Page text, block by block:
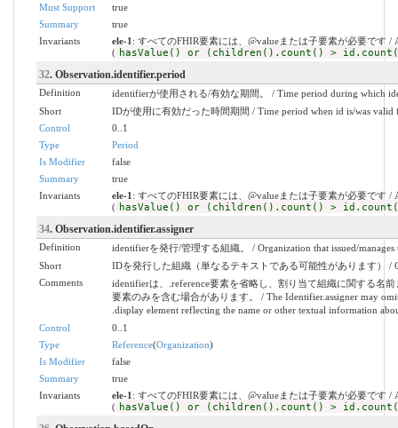
Must Support
true
Summary
true
Invariants
ele-1 : すべてのFHIR要素には、@valueまたは子要素が必要です /
( hasValue() or (children().count() >
32. Observation.identifier.period
Definition
identifierが使用される/有効な期間。 / Time period during which
Short
IDが使用に有効だった時間期間 / Time period when id is/was valid
Control
0..1
Type
Period
Is Modifier
false
Summary
true
Invariants
ele-1 : すべてのFHIR要素には、@valueまたは子要素が必要です /
( hasValue() or (children().count() >
34. Observation.identifier.assigner
Definition
identifierを発行/管理する組織。 / Organization that issued/manages
Short
IDを発行した組織（単なるテキストである可能性があります） /
Comments
identifierは、.reference要素を省略し、割り当て組織に関する名
要素のみを含む場合があります。 / The Identifier.assigner may
.display element reflecting the name or other textual information
Control
0..1
Type
Reference(Organization)
Is Modifier
false
Summary
true
Invariants
ele-1 : すべてのFHIR要素には、@valueまたは子要素が必要です /
( hasValue() or (children().count() >